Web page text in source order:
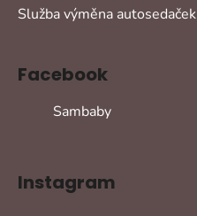
Služba výměna autosedaček
Facebook
Sambaby
Instagram